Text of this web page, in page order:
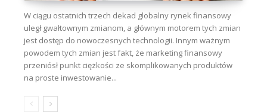
W ciągu ostatnich trzech dekad globalny rynek finansowy
uległ gwałtownym zmianom, a głównym motorem tych zmian
jest dostęp do nowoczesnych technologii. Innym ważnym
powodem tych zmian jest fakt, że marketing finansowy
przeniósł punkt ciężkości ze skomplikowanych produktów
na proste inwestowanie...